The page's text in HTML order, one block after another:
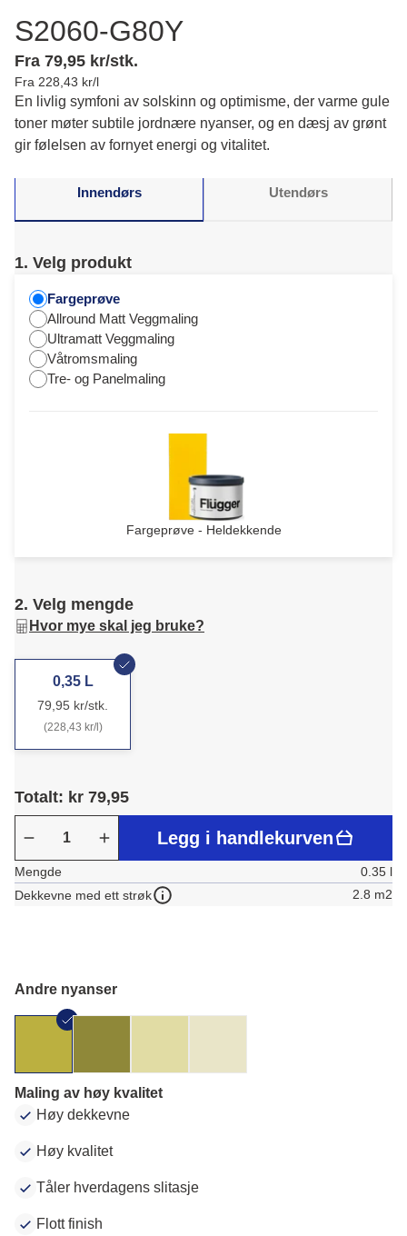
S2060-G80Y
Fra 79,95 kr/stk.
Fra 228,43 kr/l
En livlig symfoni av solskinn og optimisme, der varme gule
toner møter subtile jordnære nyanser, og en dæsj av grønt
gir følelsen av fornyet energi og vitalitet.
Innendørs Utendørs
1. Velg produkt
Fargeprøve
Allround Matt Veggmaling
Ultramatt Veggmaling
Våtromsmaling
Tre- og Panelmaling
Fargeprøve - Heldekkende
2. Velg mengde
Hvor mye skal jeg bruke?
0,35 L
79,95 kr/stk.
(228,43 kr/l)
Totalt: kr 79,95
Legg i handlekurven
Mengde
0.35 l
Dekkevne med ett strøk
2.8 m2
Andre nyanser
Maling av høy kvalitet
Høy dekkevne
Høy kvalitet
Tåler hverdagens slitasje
Flott finish